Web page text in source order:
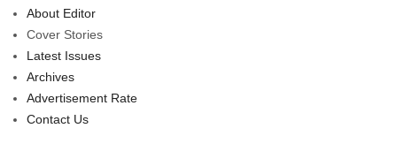
About Editor
Cover Stories
Latest Issues
Archives
Advertisement Rate
Contact Us